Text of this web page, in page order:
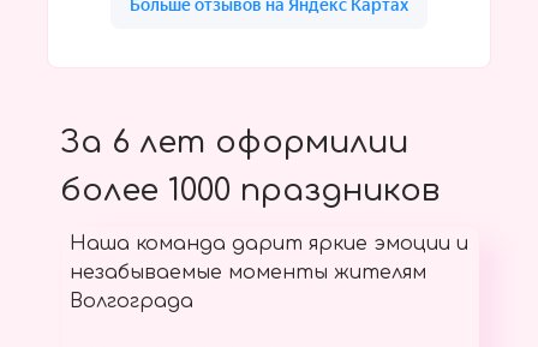
За 6 лет оформилии
более 1000 праздников
Наша команда дарит яркие эмоции и
незабываемые моменты жителям
Волгограда